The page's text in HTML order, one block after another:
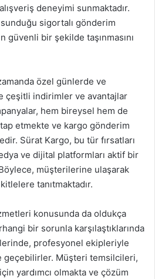
deneyimi sunmaktadır.
sunduğu sigortalı gönderim
güvenli bir şekilde taşınmasını
özel günlerde ve
çeşitli indirimler ve avantajlar
hem bireysel hem de
etmekte ve kargo gönderim
Sürat Kargo, bu tür fırsatları
ve dijital platformları aktif bir
müşterilerine ulaşarak
tanıtmaktadır.
konusunda da oldukça
bir sorunla karşılaştıklarında
profesyonel ekipleriyle
geçebilirler. Müşteri temsilcileri,
yardımcı olmakta ve çözüm